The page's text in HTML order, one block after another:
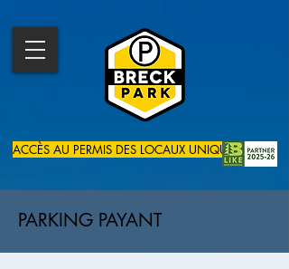
ACCÈS AU PERMIS DES LOCAUX UNIQUEMENT
PARKING PAYANT